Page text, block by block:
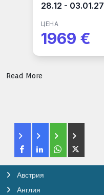
28.12 - 03.01.27
ЦЕНА
1969 €
Read More
Австрия
Англия